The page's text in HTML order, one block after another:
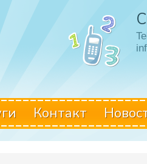
Контакт